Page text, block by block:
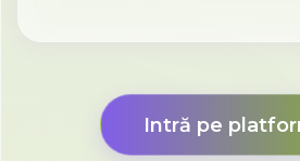
Intră pe